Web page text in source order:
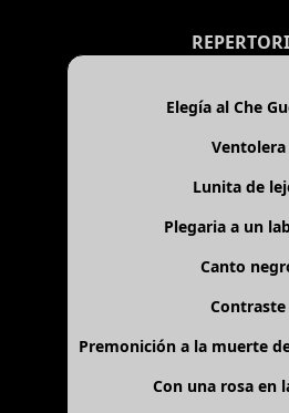
Elegía al Che
Ventolera
Lunita de
Plegaria a un
Canto
Contraste
Premonición a la muerte
Con una rosa en